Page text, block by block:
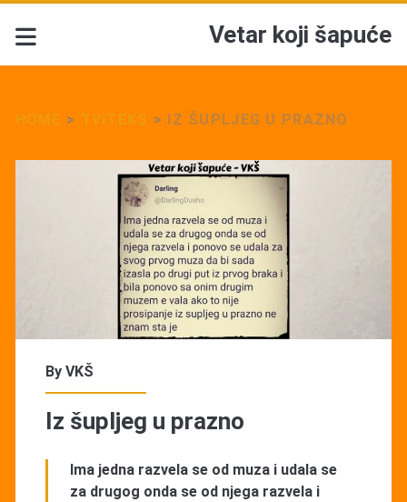
Vetar koji šapuće
> > IZ ŠUPLJEG U PRAZNO
By VKŠ
Iz šupljeg u prazno
Ima jedna razvela se od muza i udala se
za drugog onda se od njega razvela i